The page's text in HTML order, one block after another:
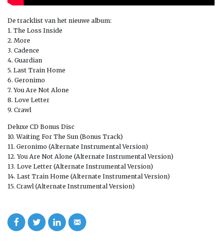
De tracklist van het nieuwe album:
1. The Loss Inside
2. More
3. Cadence
4. Guardian
5. Last Train Home
6. Geronimo
7. You Are Not Alone
8. Love Letter
9. Crawl
Deluxe CD Bonus Disc
10. Waiting For The Sun (Bonus Track)
11. Geronimo (Alternate Instrumental Version)
12. You Are Not Alone (Alternate Instrumental Version)
13. Love Letter (Alternate Instrumental Version)
14. Last Train Home (Alternate Instrumental Version)
15. Crawl (Alternate Instrumental Version)